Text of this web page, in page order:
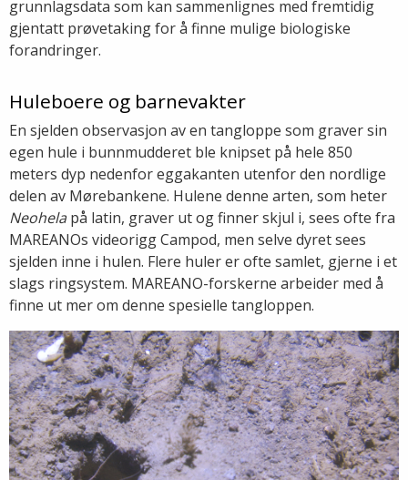
grunnlagsdata som kan sammenlignes med fremtidig
gjentatt prøvetaking for å finne mulige biologiske
forandringer.
Huleboere og barnevakter
En sjelden observasjon av en tangloppe som graver sin
egen hule i bunnmudderet ble knipset på hele 850
meters dyp nedenfor eggakanten utenfor den nordlige
delen av Mørebankene. Hulene denne arten, som heter
Neohelapå latin, graver ut og finner skjul i, sees ofte fra
MAREANOs videorigg Campod, men selve dyret sees
sjelden inne i hulen. Flere huler er ofte samlet, gjerne i et
slags ringsystem. MAREANO-forskerne arbeider med å
finne ut mer om denne spesielle tangloppen.